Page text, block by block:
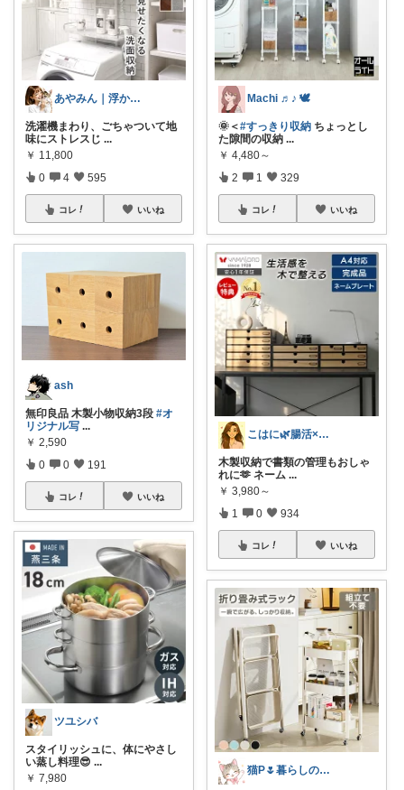
あやみん｜浮かせる収納と快適生活
洗濯機まわり、ごちゃついて地
味にストレスじ ...
￥ 11,800
0 4 595
コレ いいね
ash
無印良品 木製小物収納3段 #オ
リジナル写 ...
￥ 2,590
0 0 191
コレ いいね
ツユシバ
スタイリッシュに、体にやさし
い蒸し料理😎 ...
￥ 7,980
Machi ♬♪ 🕊
🌞＜#すっきり収納 ちょっとし
た隙間の収納 ...
￥ 4,480～
2 1 329
コレ いいね
こはに🌿腸活×美容×暮らし
木製収納で書類の管理もおしゃ
れに🫶 ネーム ...
￥ 3,980～
1 0 934
コレ いいね
猫P🌷暮らしの中で見つけたお気に入り